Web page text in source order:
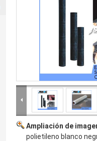
Ampliación de
polietileno blanco